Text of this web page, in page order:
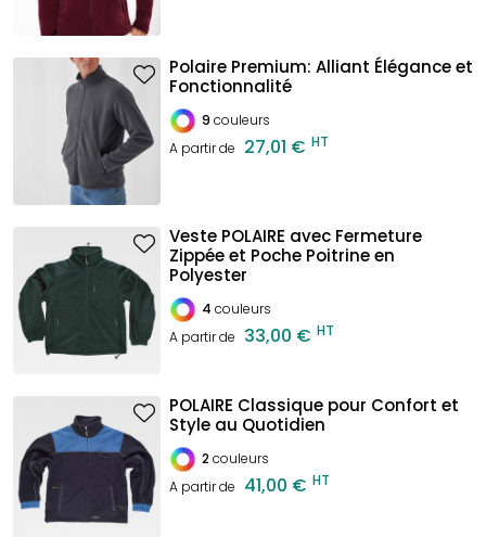
Polaire Premium: Alliant Élégance et
Fonctionnalité
9 couleurs
A partir de 27,01 € HT
Veste POLAIRE avec Fermeture
Zippée et Poche Poitrine en
Polyester
4 couleurs
A partir de 33,00 € HT
POLAIRE Classique pour Confort et
Style au Quotidien
2couleurs
A partir de 41,00 € HT